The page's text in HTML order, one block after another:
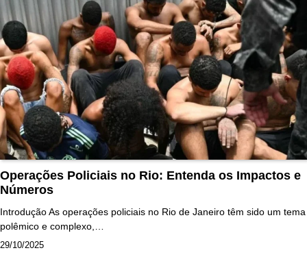
Operações Policiais no Rio: Entenda os Impactos e
Números
Introdução As operações policiais no Rio de Janeiro têm sido um tema
polêmico e complexo,…
29/10/2025